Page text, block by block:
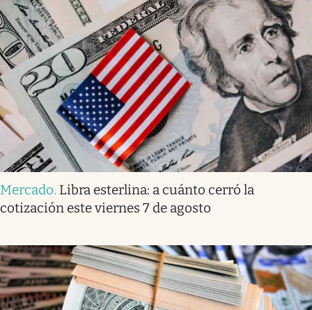
Mercado. Libra esterlina: a cuánto cerró la
cotización este viernes 7 de agosto